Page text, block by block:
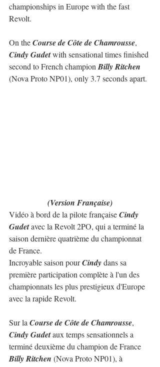
championships in Europe with the fast
Revolt.
On the Course de Côte de Chamrousse,
Cindy Gudet with sensational times finished
second to French champion Billy Ritchen
(Nova Proto NP01), only 3.7 seconds apart.
(Version Française)
Vidéo à bord de la pilote française Cindy
Gudet avec la Revolt 2PO, qui a terminé la
saison dernière quatrième du championnat
de France.
Incroyable saison pour Cindy dans sa
première participation complète à l'un des
championnats les plus prestigieux d'Europe
avec la rapide Revolt.
Sur la Course de Côte de Chamrousse,
Cindy Gudet aux temps sensationnels a
terminé deuxième du champion de France
Billy Ritchen (Nova Proto NP01), à